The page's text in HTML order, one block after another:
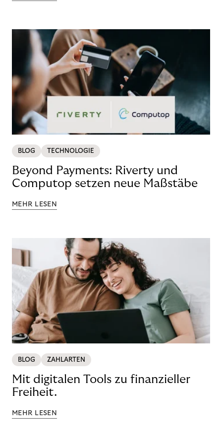
BLOG TECHNOLOGIE
Beyond Payments: Riverty und
Computop setzen neue Maßstäbe
MEHR LESEN
BLOG ZAHLARTEN
Mit digitalen Tools zu finanzieller
Freiheit.
MEHR LESEN